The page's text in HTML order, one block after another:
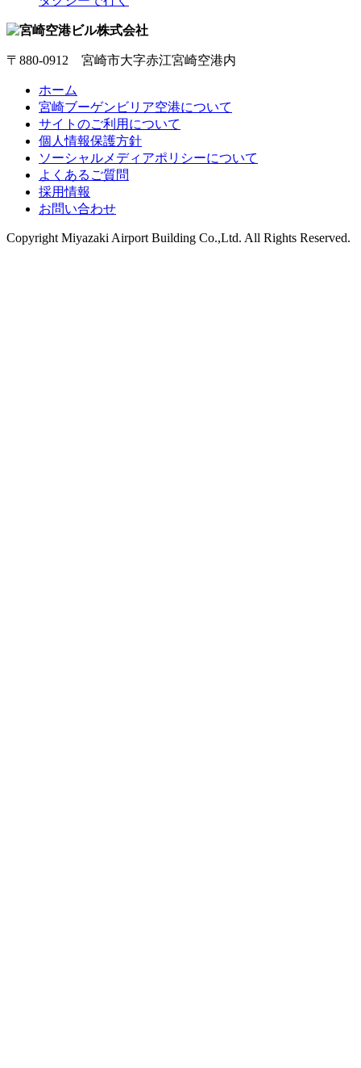
〒880-0912 宮崎市大字赤江宮崎空港内
ホーム
宮崎ブーゲンビリア空港について
サイトのご利用について
個人情報保護方針
ソーシャルメディアポリシーについて
よくあるご質問
採用情報
お問い合わせ
Copyright Miyazaki Airport Building Co.,Ltd. All Rights Reserved.